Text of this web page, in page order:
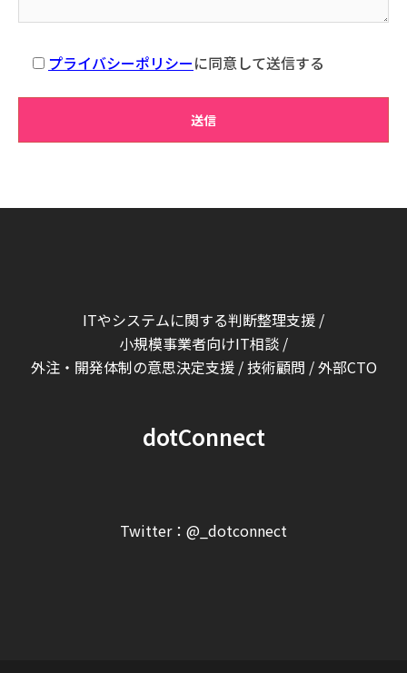
プライバシーポリシーに同意して送信する
ITやシステムに関する判断整理支援 /
小規模事業者向けIT相談 /
外注・開発体制の意思決定支援 / 技術顧問 / 外部CTO
dotConnect
Twitter： @_dotconnect